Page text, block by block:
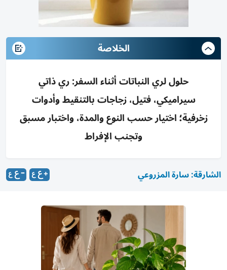
الخلاصة
حلول لري النباتات أثناء السفر: ري ذاتي
سيراميكي، فتيل، زجاجات بالتنقيط وأدوات
زخرفية؛ اختيار حسب النوع والمدة، واختبار مسبق
وتجنب الإفراط
الشارقة: سارة المزروعي